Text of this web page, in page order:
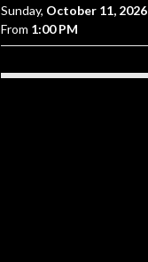
Sunday, October 11, 2026
From 1:00 PM